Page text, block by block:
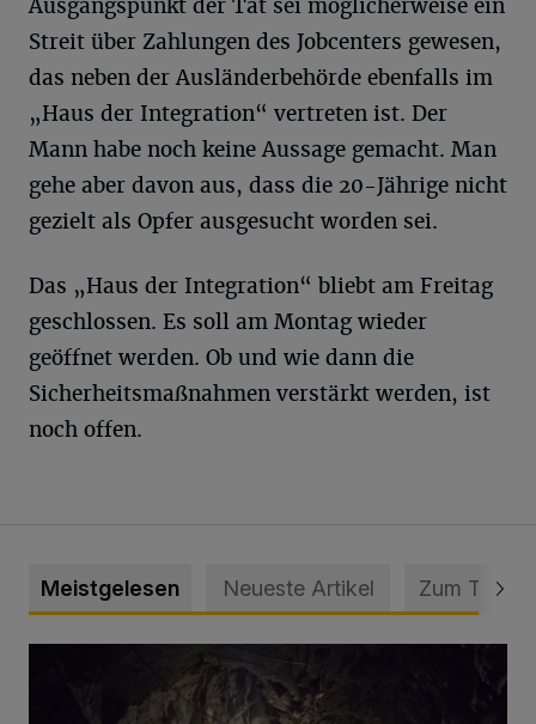
Ausgangspunkt der Tat sei möglicherweise ein
Streit über Zahlungen des Jobcenters gewesen,
das neben der Ausländerbehörde ebenfalls im
„Haus der Integration“ vertreten ist. Der
Mann habe noch keine Aussage gemacht. Man
gehe aber davon aus, dass die 20-Jährige nicht
gezielt als Opfer ausgesucht worden sei.
Das „Haus der Integration“ bliebt am Freitag
geschlossen. Es soll am Montag wieder
geöffnet werden. Ob und wie dann die
Sicherheitsmaßnahmen verstärkt werden, ist
noch offen.
Meistgelesen Neueste Artikel Zum Thema